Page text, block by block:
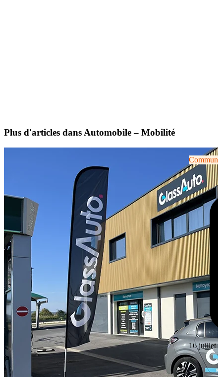
Plus d'articles dans Automobile – Mobilité
16 juillet